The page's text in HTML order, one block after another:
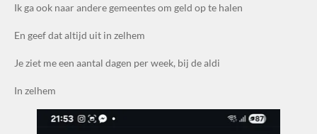
Ik ga ook naar andere gemeentes om geld op te halen
En geef dat altijd uit in zelhem
Je ziet me een aantal dagen per week, bij de aldi
In zelhem